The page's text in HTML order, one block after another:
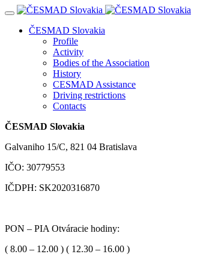
Navigácia
ČESMAD Slovakia
Profile
Activity
Bodies of the Association
History
CESMAD Assistance
Driving restrictions
Contacts
ČESMAD Slovakia
Galvaniho 15/C, 821 04 Bratislava
IČO: 30779553
IČDPH: SK2020316870
PON – PIA Otváracie hodiny:
( 8.00 – 12.00 ) ( 12.30 – 16.00 )